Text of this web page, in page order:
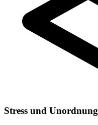
Stress und Unordnung